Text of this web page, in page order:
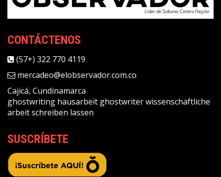
CONTÁCTENOS
(57+) 322 770 4119
mercadeo@elobservador.com.co
Cajicá, Cundinamarca
ghostwriting hausarbeit ghostwriterwissenschaftliche
arbeit schreiben lassen
SUSCRÍBETE